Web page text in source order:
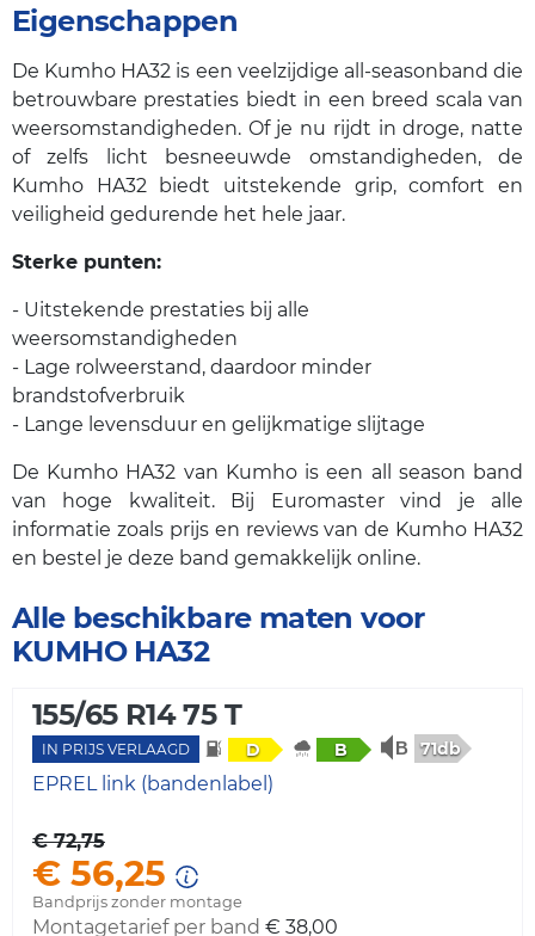
Eigenschappen
De Kumho HA32 is een veelzijdige all-seasonband die
betrouwbare prestaties biedt in een breed scala van
weersomstandigheden. Of je nu rijdt in droge, natte
of zelfs licht besneeuwde omstandigheden, de
Kumho HA32 biedt uitstekende grip, comfort en
veiligheid gedurende het hele jaar.
Sterke punten:
- Uitstekende prestaties bij alle
weersomstandigheden
- Lage rolweerstand, daardoor minder
brandstofverbruik
- Lange levensduur en gelijkmatige slijtage
De Kumho HA32 van Kumho is een all season band
van hoge kwaliteit. Bij Euromaster vind je alle
informatie zoals prijs en reviews van de Kumho HA32
en bestel je deze band gemakkelijk online.
Alle beschikbare maten voor
KUMHO HA32
155/65 R14 75 T
IN PRIJS VERLAAGD D B 71db
EPREL link (bandenlabel)
€ 72,75
€ 56,25
Bandprijs zonder montage
Montagetarief per band € 38,00